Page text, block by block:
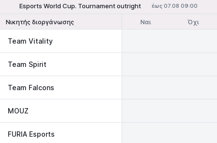
Esports World Cup. Tournament outright έως 07.08 09:00
Νικητής διοργάνωσης Ναι Όχι
Team Vitality
Team Spirit
Team Falcons
MOUZ
FURIA Esports